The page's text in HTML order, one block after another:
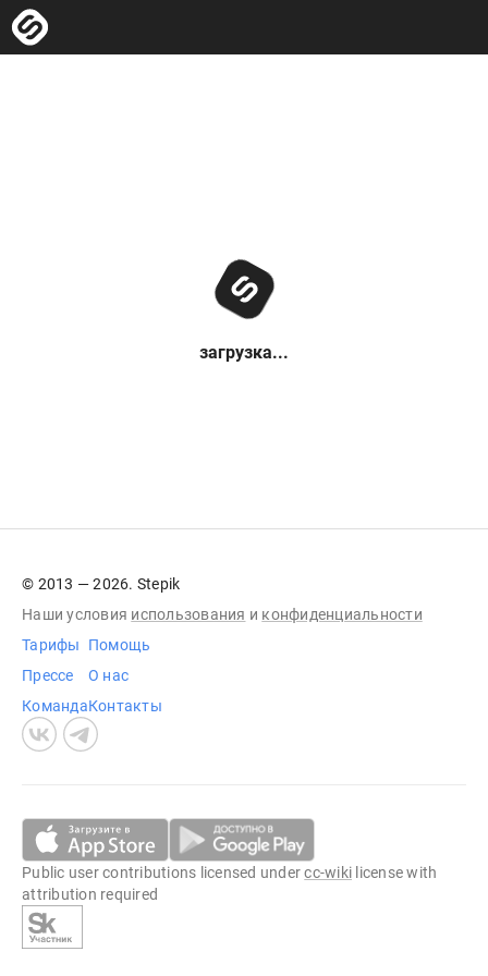
загрузка...
© 2013 — 2026. Stepik
Наши условия использования и конфиденциальности
Тарифы
Прессе
Команда
Помощь
О нас
Контакты
Public user contributions licensed undercc-wiki license with
attribution required